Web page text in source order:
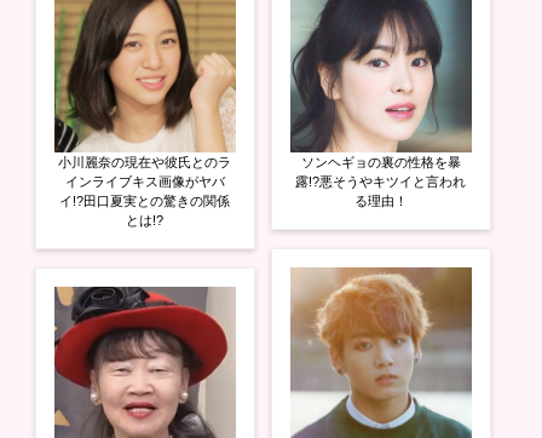
き
ま
す
)
小川麗奈の現在や彼氏とのラ
インライブキス画像がヤバ
イ!?田口夏実との驚きの関係
とは!?
ソンヘギョの裏の性格を暴
露!?悪そうやキツイと言われ
る理由！